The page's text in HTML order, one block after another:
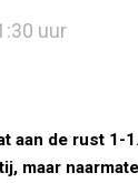
uur
aan de rust 1-
maar